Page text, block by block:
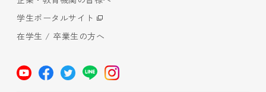
学生ポータルサイト
在学生 / 卒業生の方へ